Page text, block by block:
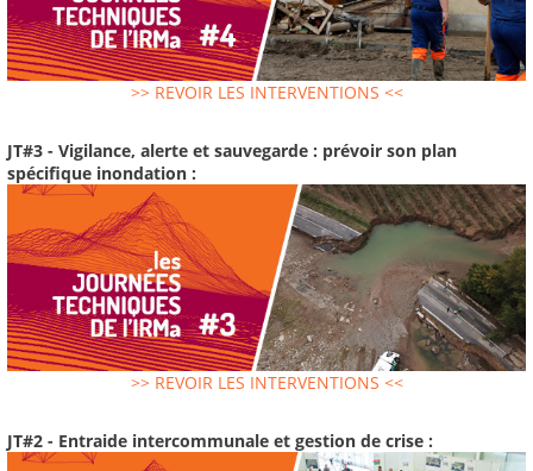
>> REVOIR LES INTERVENTIONS <<
JT#3 - Vigilance, alerte et sauvegarde : prévoir son plan
spécifique inondation :
>> REVOIR LES INTERVENTIONS <<
JT#2 - Entraide intercommunale et gestion de crise :